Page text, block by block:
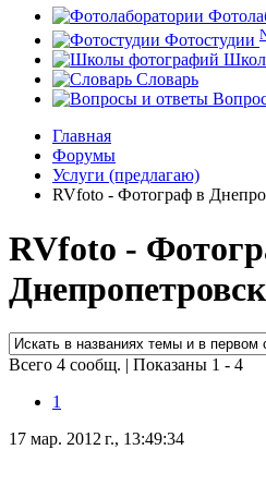
Фотостудии
Словарь
Главная
Форумы
Услуги (предлагаю)
RVfoto - Фотограф в
RVfoto -
Всего 4 сообщ. | Показаны 1 - 4
1
17 мар. 2012 г., 13:49:34